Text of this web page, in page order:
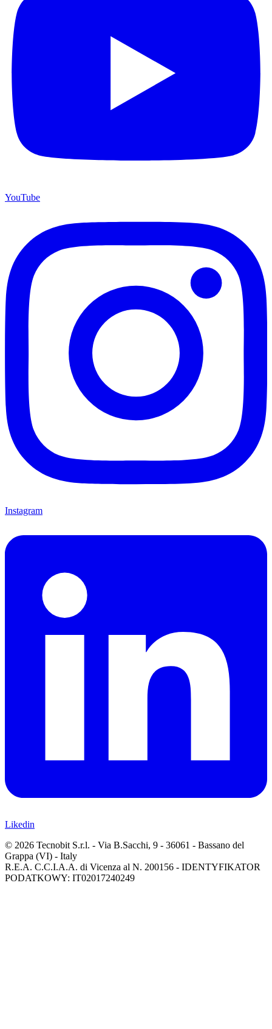
YouTube
Instagram
Likedin
© 2026 Tecnobit S.r.l. - Via B.Sacchi, 9 - 36061 - Bassano del
Grappa (VI) - Italy
R.E.A. C.C.I.A.A. di Vicenza al N. 200156 - IDENTYFIKATOR
PODATKOWY: IT02017240249